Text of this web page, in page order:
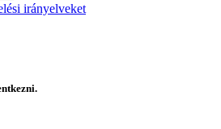
irányelveket